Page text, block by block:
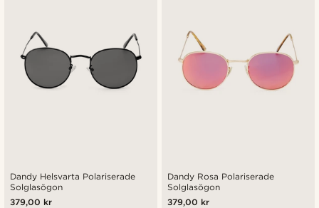
Dandy Helsvarta Polariserade
Solglasögon
379,00 kr
Dandy Rosa Polariserade
Solglasögon
379,00 kr